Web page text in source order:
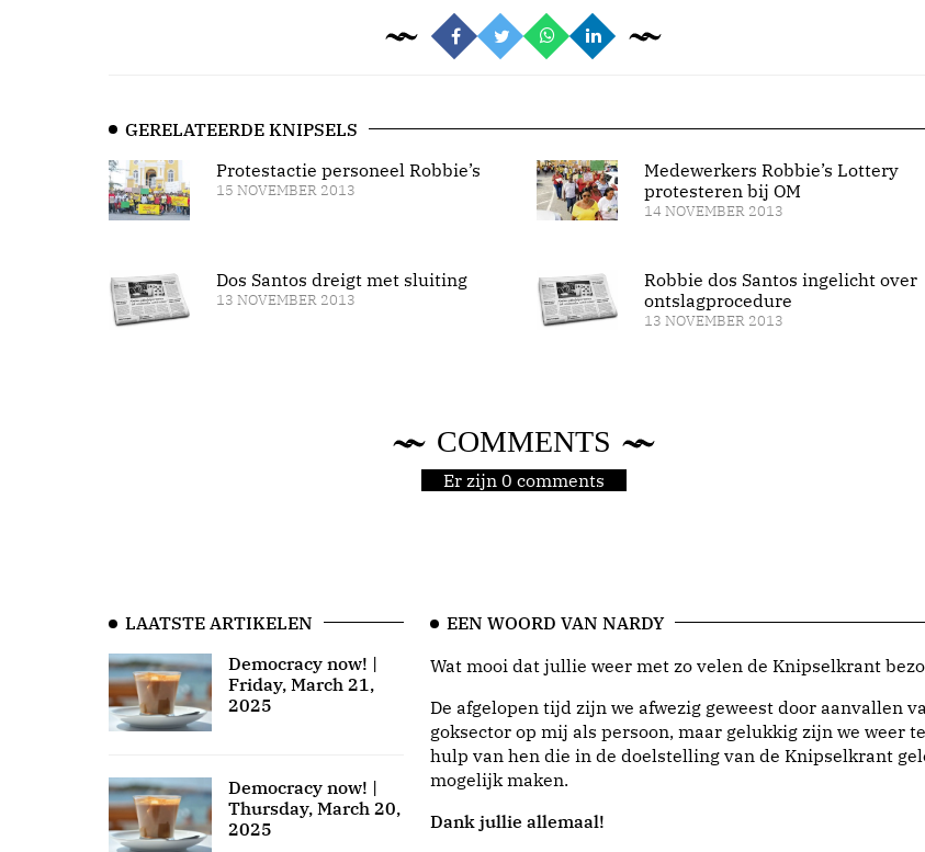
GERELATEERDE KNIPSELS
Protestactie personeel Robbie’s
15 NOVEMBER 2013
Dos Santos dreigt met sluiting
13 NOVEMBER 2013
Medewerkers Robbie’s Lottery
protesteren bij OM
14 NOVEMBER 2013
Robbie dos Santos ingelicht over
ontslagprocedure
13 NOVEMBER 2013
COMMENTS
Er zijn 0 comments
LAATSTE ARTIKELEN
Democracy now! |
Friday, March 21,
2025
Democracy now! |
Thursday, March 20,
2025
EEN WOORD VAN NARDY
Wat mooi dat jullie weer met zo velen de Knipselkrant
De afgelopen tijd zijn we afwezig geweest door aanvallen
goksector op mij als persoon, maar gelukkig zijn we weer
hulp van hen die in de doelstelling van de Knipselkrant
mogelijk maken.
Dank jullie allemaal!